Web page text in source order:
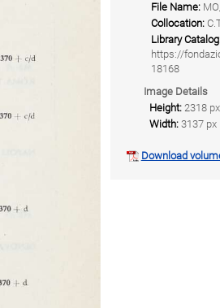
File Name:
Collocation:
Library
https://
18168
Image Details
Height: 2318 px
Width: 3137 px
Download